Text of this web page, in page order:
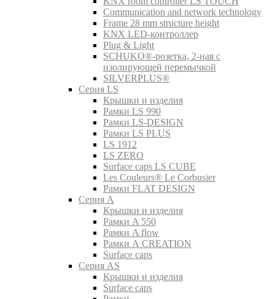
Communication and network technology
Frame 28 mm structure height
KNX LED-контроллер
Plug & Light
SCHUKO®-розетка, 2-ная с
изолирующей перемычкой
SILVERPLUS®
Серия LS
Крышки и изделия
Рамки LS 990
Рамки LS-DESIGN
Рамки LS PLUS
LS 1912
LS ZERO
Surface caps LS CUBE
Les Couleurs® Le Corbusier
Рамки FLAT DESIGN
Серия A
Крышки и изделия
Рамки A 550
Рамки A flow
Рамки A CREATION
Surface caps
Серия AS
Крышки и изделия
Surface caps